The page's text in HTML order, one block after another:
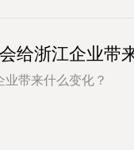
给浙江企业带
带来什么变化？